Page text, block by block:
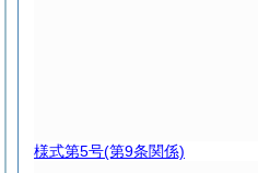
様式第5号(第9条関係)